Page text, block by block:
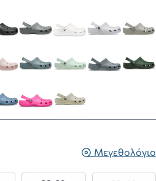
Μεγεθολόγιο